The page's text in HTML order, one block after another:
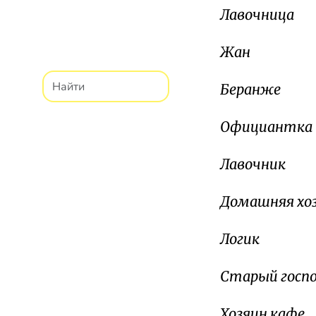
Лавочница
Жан
Беранже
Официантка
Лавочник
Домашняя
Логик
Старый